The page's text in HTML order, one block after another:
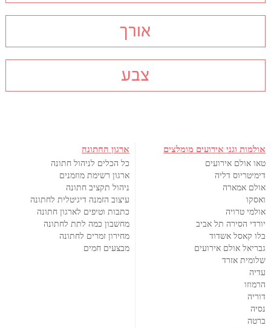
אורך
צבע
אולמות וגני אירועים מומלצים
טאו אולם אירועים
דימיטריוס דליה
אולם אמארה
ואסקו
אולמי טרויה
יורדי הסירה תל אביב
בלו קאסל אשדוד
גבריאל אולם אירועים
שלומית אזרד
עדיה
הרמוזו
דוריה
נסיה
ברטה
ארגון החתונה
כל הכלים לניהול חתונה
ארגון רשימת מוזמנים
ניהול תקציב חתונה
עיצוב הזמנה דיגיטלית לחתונה
כתבות וטיפים לארגון חתונה
מחשבון כמה לתת לחתונה
מחירון זמרים לחתונה
מבצעים חמים